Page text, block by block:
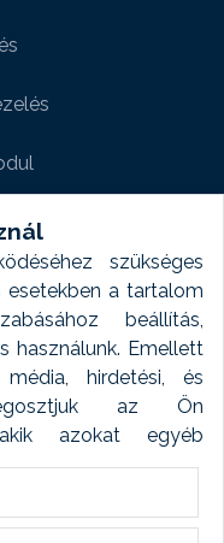
szükséges
a tartalom
beállítás,
használunk. Emellett
hirdetési, és
az Ön
azokat egyéb
A sütik
végzünk és
töröljük. A
modul